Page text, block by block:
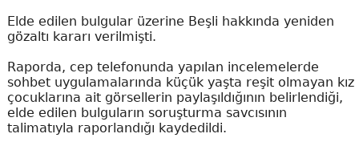
Elde edilen bulgular üzerine Beşli hakkında yeniden
gözaltı kararı verilmişti.
Raporda, cep telefonunda yapılan incelemelerde
sohbet uygulamalarında küçük yaşta reşit olmayan kız
çocuklarına ait görsellerin paylaşıldığının belirlendiği,
elde edilen bulguların soruşturma savcısının
talimatıyla raporlandığı kaydedildi.